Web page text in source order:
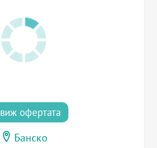
виж офертата
Банско